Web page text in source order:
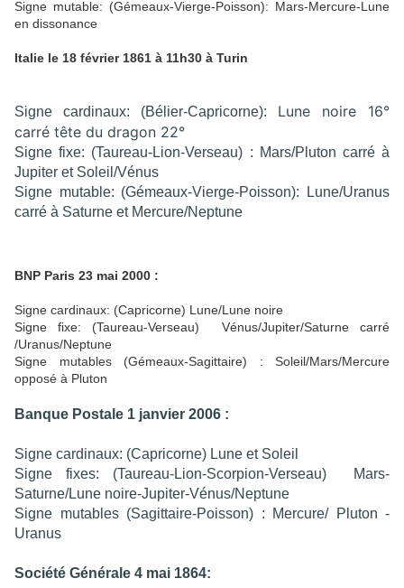
Signe mutable: (Gémeaux-Vierge-Poisson): Mars-Mercure-Lune
en dissonance
Italie le 18 février 1861 à 11h30 à Turin
Signe cardinaux: (Bélier-Capricorne): Lune noire 16°
carré tête du dragon 22°
Signe fixe: (Taureau-Lion-Verseau) : Mars/Pluton carré à
Jupiter et Soleil/Vénus
Signe mutable: (Gémeaux-Vierge-Poisson): Lune/Uranus
carré à Saturne et Mercure/Neptune
BNP Paris 23 mai 2000 :
Signe cardinaux: (Capricorne) Lune/Lune noire
Signe fixe: (Taureau-Verseau) Vénus/Jupiter/Saturne carré
/Uranus/Neptune
Signe mutables (Gémeaux-Sagittaire) : Soleil/Mars/Mercure
opposé à Pluton
Banque Postale 1 janvier 2006 :
Signe cardinaux: (Capricorne) Lune et Soleil
Signe fixes: (Taureau-Lion-Scorpion-Verseau) Mars-
Saturne/Lune noire-Jupiter-Vénus/Neptune
Signe mutables (Sagittaire-Poisson) : Mercure/ Pluton -
Uranus
Société Générale 4 mai 1864: